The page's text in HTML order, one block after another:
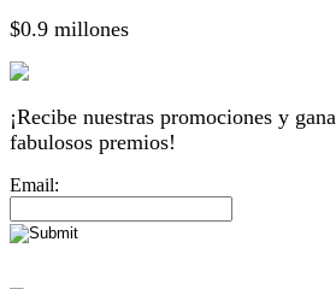
$0.9 millones
¡Recibe nuestras promociones y gana
fabulosos premios!
Email: